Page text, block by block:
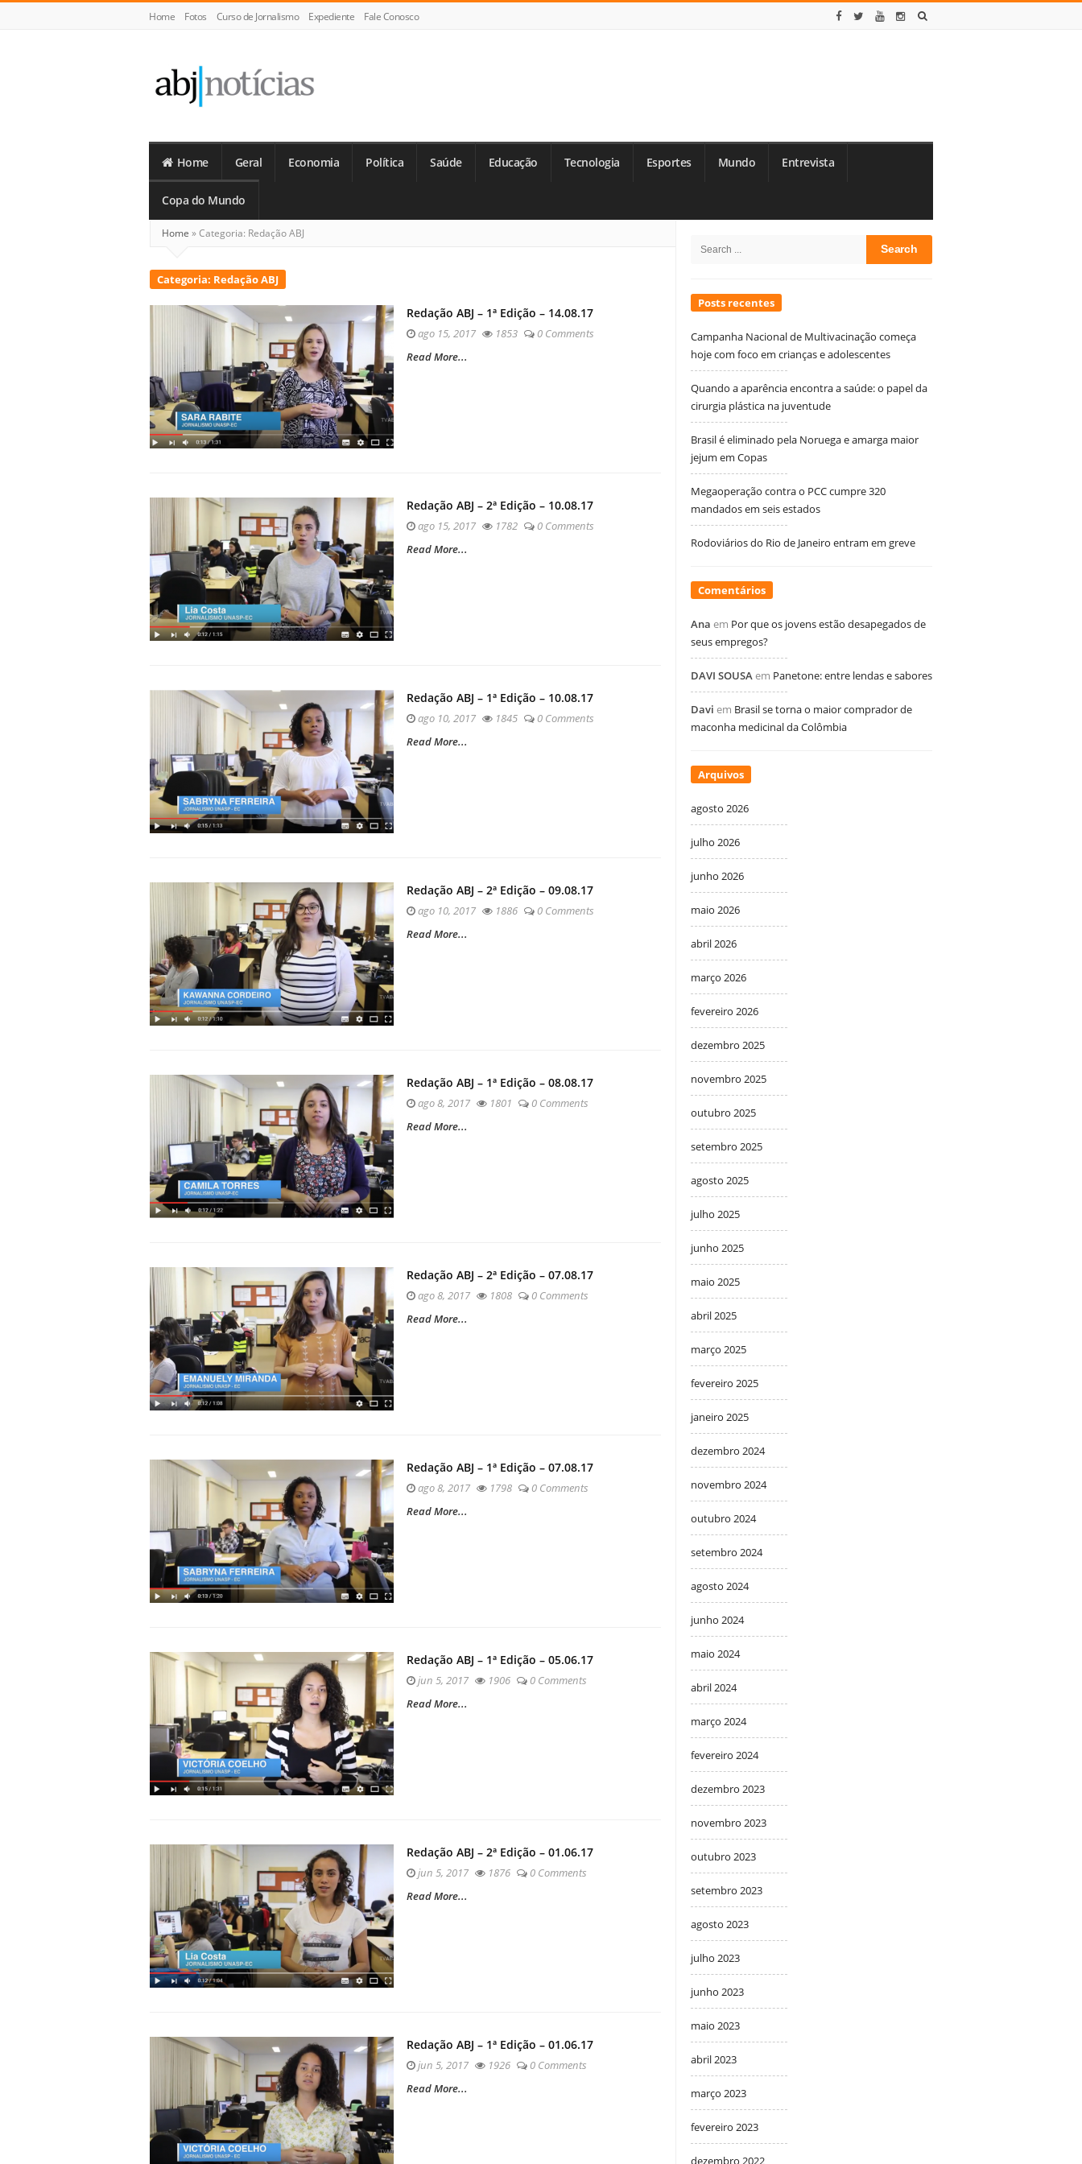
Home Fotos Curso de Jornalismo Expediente Fale Conosco
Notícias
Home Geral Economia Política Saúde Educação Tecnologia Esportes Mundo Entrevista
Copa do Mundo
Home »Categoria: Redação ABJ
Categoria: Redação ABJ
Redação ABJ – 1ª Edição – 14.08.17
ago 15, 2017 1853
0 Comments
Read More...
Redação ABJ – 2ª Edição – 10.08.17
ago 15, 2017 1782
0 Comments
Read More...
Redação ABJ – 1ª Edição – 10.08.17
ago 10, 2017 1845
0 Comments
Read More...
Redação ABJ – 2ª Edição – 09.08.17
ago 10, 2017 1886
0 Comments
Read More...
Redação ABJ – 1ª Edição – 08.08.17
ago 8, 2017 1801
0 Comments
Read More...
Redação ABJ – 2ª Edição – 07.08.17
ago 8, 2017 1808
0 Comments
Read More...
Redação ABJ – 1ª Edição – 07.08.17
ago 8, 2017 1798
0 Comments
Read More...
Redação ABJ – 1ª Edição – 05.06.17
jun 5, 2017 1906
0 Comments
Read More...
Redação ABJ – 2ª Edição – 01.06.17
jun 5, 2017 1876
0 Comments
Read More...
Redação ABJ – 1ª Edição – 01.06.17
jun 5, 2017 1926
0 Comments
Read More...
Sidebar
Search
Posts recentes
Campanha Nacional de Multivacinação começa
hoje com foco em crianças e adolescentes
Quando a aparência encontra a saúde: o papel da
cirurgia plástica na juventude
Brasil é eliminado pela Noruega e amarga maior
jejum em Copas
Megaoperação contra o PCC cumpre 320
mandados em seis estados
Rodoviários do Rio de Janeiro entram em greve
Comentários
Ana em Por que os jovens estão desapegados de
seus empregos?
DAVI SOUSAem Panetone: entre lendas e sabores
Davi em Brasil se torna o maior comprador de
maconha medicinal da Colômbia
Arquivos
agosto 2026
julho 2026
junho 2026
maio 2026
abril 2026
março 2026
fevereiro 2026
dezembro 2025
novembro 2025
outubro 2025
setembro 2025
agosto 2025
julho 2025
junho 2025
maio 2025
abril 2025
março 2025
fevereiro 2025
janeiro 2025
dezembro 2024
novembro 2024
outubro 2024
setembro 2024
agosto 2024
junho 2024
maio 2024
abril 2024
março 2024
fevereiro 2024
dezembro 2023
novembro 2023
outubro 2023
setembro 2023
agosto 2023
julho 2023
junho 2023
maio 2023
abril 2023
março 2023
fevereiro 2023
dezembro 2022